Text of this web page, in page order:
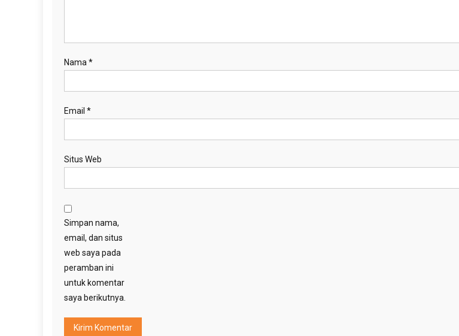
Nama *
Email *
Situs Web
Simpan nama,
email, dan situs
web saya pada
peramban ini
untuk komentar
saya berikutnya.